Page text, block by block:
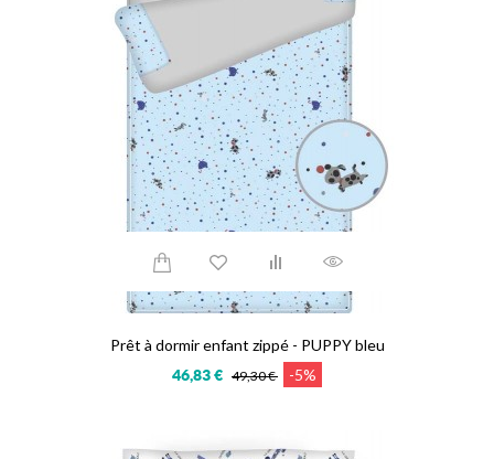
Prêt à dormir enfant zippé - PUPPY bleu
46,83 € 49,30 € -5%